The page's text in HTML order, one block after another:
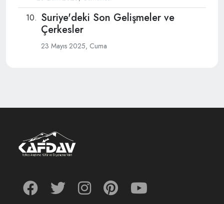
Suriye'deki Son Gelişmeler ve
Çerkesler
23 Mayıs 2025, Cuma